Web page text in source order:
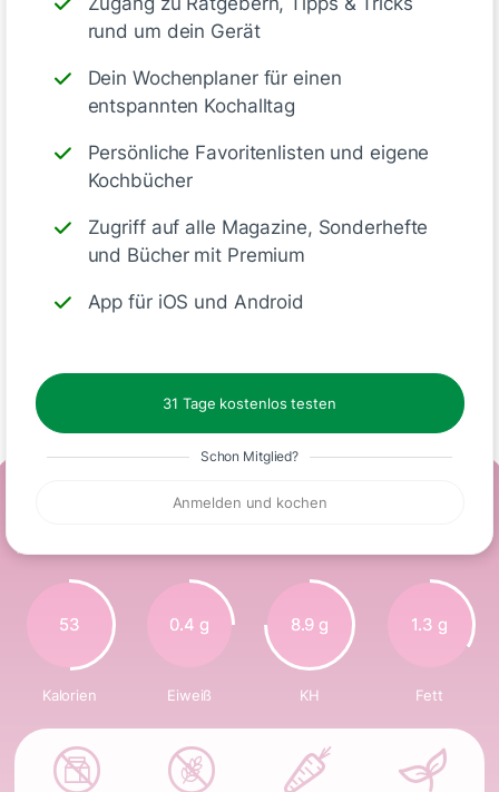
rund um dein Gerät
Dein Wochenplaner für einen
entspannten Kochalltag
Persönliche Favoritenlisten und eigene
Kochbücher
Zugriff auf alle Magazine, Sonderhefte
und Bücher mit Premium
App für iOS und Android
31 Tage kostenlos testen
Schon Mitglied?
Anmelden und kochen
Agavendicksaft kannst du auch
einen Schuss Holunderblütensirup
zum Süßen des Getränks
verwenden.
Deine Notizen
Write
Nährwerte
(Glas)
53
Kalorien
0.4 g
Eiweiß
8.9 g
KH
1.3 g
Fett